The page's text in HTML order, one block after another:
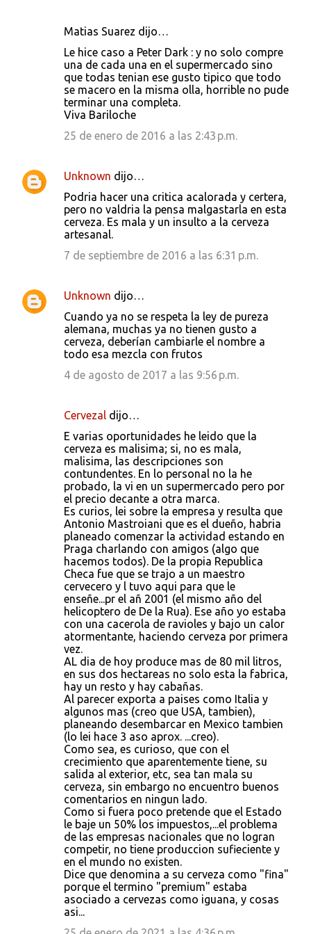
Matias Suarez dijo…
Le hice caso a Peter Dark : y no solo compre
una de cada una en el supermercado sino
que todas tenian ese gusto tipico que todo
se macero en la misma olla, horrible no pude
terminar una completa.
Viva Bariloche
25 de enero de 2016 a las 2:43 p.m.
Unknown dijo…
Podria hacer una critica acalorada y certera,
pero no valdria la pensa malgastarla en esta
cerveza. Es mala y un insulto a la cerveza
artesanal.
7 de septiembre de 2016 a las 6:31 p.m.
Unknown dijo…
Cuando ya no se respeta la ley de pureza
alemana, muchas ya no tienen gusto a
cerveza, deberían cambiarle el nombre a
todo esa mezcla con frutos
4 de agosto de 2017 a las 9:56 p.m.
Cervezal dijo…
E varias oportunidades he leido que la
cerveza es malisima; si, no es mala,
malisima, las descripciones son
contundentes. En lo personal no la he
probado, la vi en un supermercado pero por
el precio decante a otra marca.
Es curios, lei sobre la empresa y resulta que
Antonio Mastroiani que es el dueño, habria
planeado comenzar la actividad estando en
Praga charlando con amigos (algo que
hacemos todos). De la propia Republica
Checa fue que se trajo a un maestro
cervecero y l tuvo aqui para que le
enseñe...pr el añ 2001 (el mismo año del
helicoptero de De la Rua). Ese año yo estaba
con una cacerola de ravioles y bajo un calor
atormentante, haciendo cerveza por primera
vez.
AL dia de hoy produce mas de 80 mil litros,
en sus dos hectareas no solo esta la fabrica,
hay un resto y hay cabañas.
Al parecer exporta a paises como Italia y
algunos mas (creo que USA, tambien),
planeando desembarcar en Mexico tambien
(lo lei hace 3 aso aprox. ...creo).
Como sea, es curioso, que con el
crecimiento que aparentemente tiene, su
salida al exterior, etc, sea tan mala su
cerveza, sin embargo no encuentro buenos
comentarios en ningun lado.
Como si fuera poco pretende que el Estado
le baje un 50% los impuestos,...el problema
de las empresas nacionales que no logran
competir, no tiene produccion sufieciente y
en el mundo no existen.
Dice que denomina a su cerveza como "fina"
porque el termino "premium" estaba
asociado a cervezas como iguana, y cosas
asi...